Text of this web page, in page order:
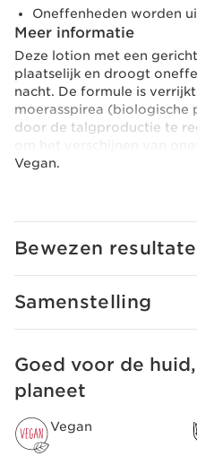
Oneffenheden worden
Meer informatie
Deze lotion met een
plaatselijk en droogt
nacht. De formule is
moerasspirea (biologische
door de talgproductie te
Vegan.
Bewezen
Samenstelling
DOORGAAN NAAR INHOUD
Goed voor de
planeet
Vegan